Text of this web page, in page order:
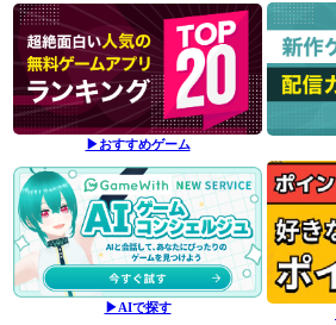
▶おすすめゲーム
▶AIで探す